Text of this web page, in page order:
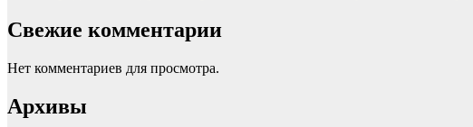
Свежие комментарии
Нет комментариев для просмотра.
Архивы